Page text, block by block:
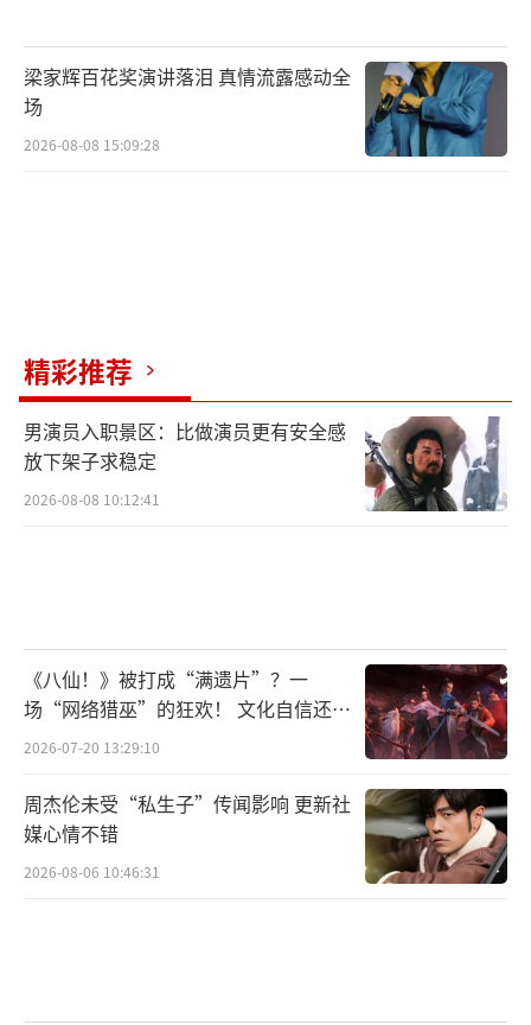
梁家辉百花奖演讲落泪 真情流露感动全
场
2026-08-08 15:09:28
精彩推荐
男演员入职景区：比做演员更有安全感
放下架子求稳定
2026-08-08 10:12:41
《八仙！》被打成“满遗片”？一
场“网络猎巫”的狂欢！ 文化自信还是
焦虑？
2026-07-20 13:29:10
周杰伦未受“私生子”传闻影响 更新社
媒心情不错
2026-08-06 10:46:31